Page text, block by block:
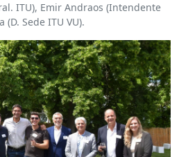
ITU), Emir Andraos (Intendente
Sede ITU VU).